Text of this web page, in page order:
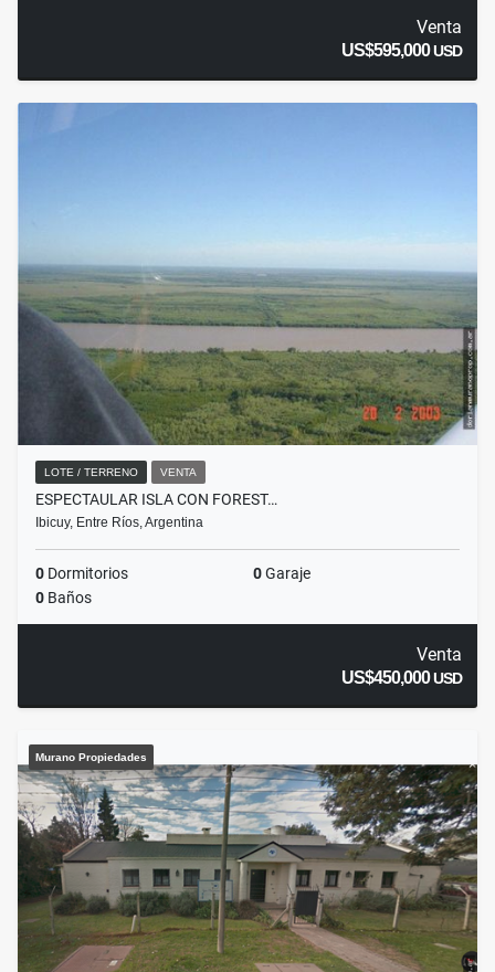
Venta
US$595,000USD
LOTE / TERRENO VENTA
ESPECTAULAR ISLA CON FOREST…
Ibicuy, Entre Ríos, Argentina
0 Dormitorios 0Garaje
0 Baños
Venta
US$450,000USD
Murano Propiedades